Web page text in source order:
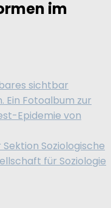
im
sichtbar
Ein Fotoalbum zur
Epidemie von
Soziologische
für Soziologie